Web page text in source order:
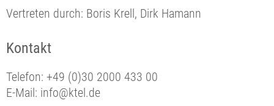
Vertreten durch: Boris Krell, Dirk Hamann
Kontakt
Telefon: +49 (0)30 2000 433 00
E-Mail: info@ktel.de